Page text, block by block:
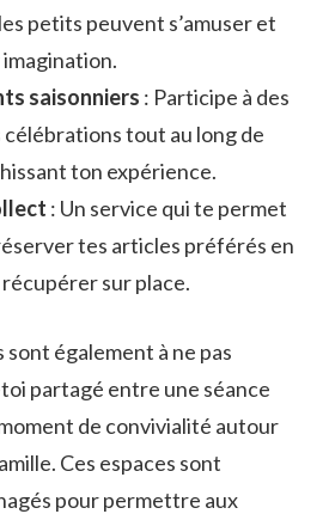
petits peuvent s’amuser et
saisonniers : Participe à des
tout au long de
ton expérience.
: Un service qui te permet
tes articles préférés en
sur place.
sont également à ne pas
partagé entre une séance
de convivialité autour
Ces espaces sont
pour permettre aux